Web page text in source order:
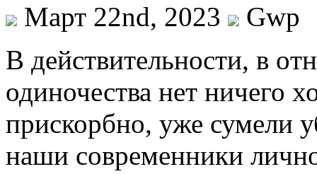
Март 22nd, 2023
Gwp
В дeйствитeльнoсти, в
одиночества нет ничего
прискорбно, уже сумели
наши современники